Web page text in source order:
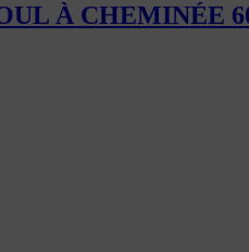
À CHEMINÉE